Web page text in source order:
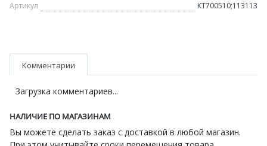
Артикул КТ700510;113113
Комментарии
Загрузка комментариев...
НАЛИЧИЕ ПО МАГАЗИНАМ
Вы можете сделать заказ с доставкой в любой магазин.